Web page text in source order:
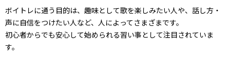
ボイトレに通う目的は、趣味として歌を楽しみたい人や、話し方・
声に自信をつけたい人など、人によってさまざまです。
初心者からでも安心して始められる習い事として注目されていま
す。